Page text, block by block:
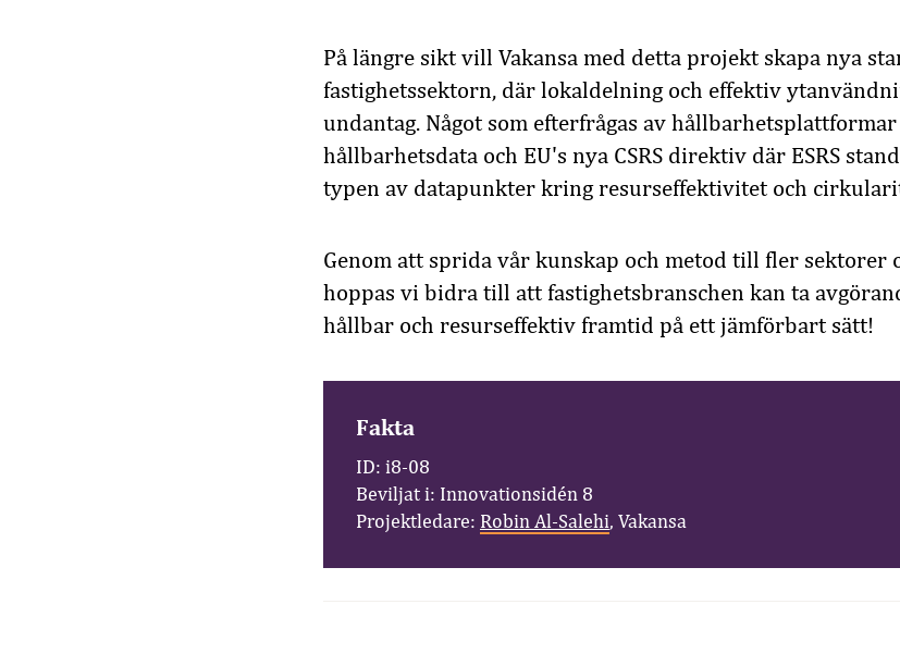
På längre sikt vill Vakansa med detta projekt skapa nya
fastighetssektorn, där lokaldelning och effektiv
undantag. Något som efterfrågas av
hållbarhetsdata och EU's nya CSRS direktiv där ESRS
typen av datapunkter kring resurseffektivitet och
Genom att sprida vår kunskap och metod till fler sektorer
hoppas vi bidra till att fastighetsbranschen kan ta
hållbar och resurseffektiv framtid på ett jämförbart sätt!
Fakta
ID: i8-08
Beviljat i: Innovationsidén 8
Projektledare: Robin Al-Salehi, Vakansa